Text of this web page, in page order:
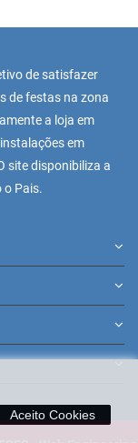
Aceito Cookies
de satisfazer
de festas na zona
a loja em
em
site disponibiliza a
o Pais.